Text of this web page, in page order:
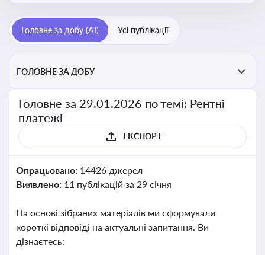
Головне за добу (AI) Усі публікації
ГОЛОВНЕ ЗА ДОБУ
Головне за 29.01.2026 по темі: Рентні
платежі
ЕКСПОРТ
Опрацьовано: 14426 джерел
Виявлено: 11 публікацій за 29 січня
На основі зібраних матеріалів ми сформували
короткі відповіді на актуальні запитання. Ви
дізнаєтесь: